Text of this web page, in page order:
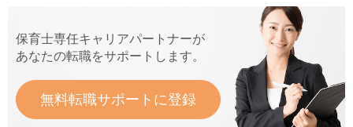
保育士専任キャリアパートナーが
あなたの転職をサポートします。
無料転職サポートに登録